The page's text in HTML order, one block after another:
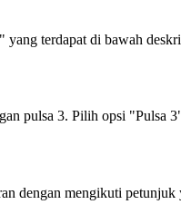
terdapat di bawah
pulsa 3. Pilih opsi "Pulsa
dengan mengikuti